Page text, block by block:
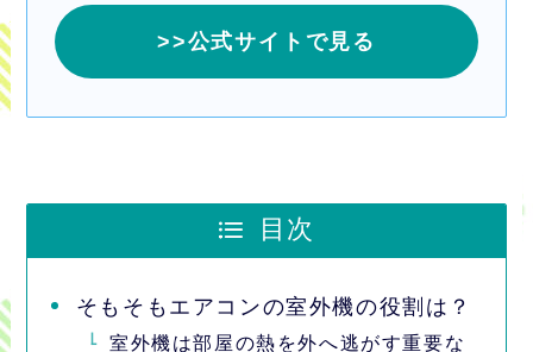
>>公式サイトで見る
目次
そもそもエアコンの室外機の役割は？
室外機は部屋の熱を外へ逃がす重要な